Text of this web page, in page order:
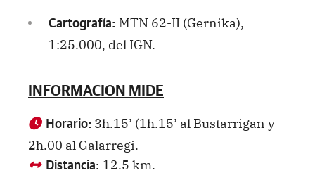
Cartografía: MTN 62-II (Gernika),
1:25.000, del IGN.
INFORMACION MIDE
Horario: 3h.15’ (1h.15’ al Bustarrigan y
2h.00 al Galarregi.
Distancia: 12.5 km.